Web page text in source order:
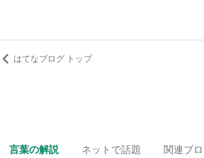
はてなブログ トップ
言葉の解説 ネットで話題 関連ブ